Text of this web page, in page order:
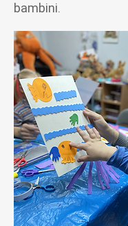
bambini.